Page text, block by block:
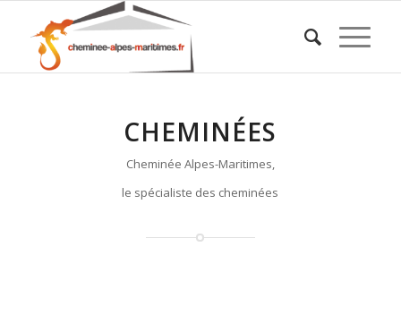
CHEMINÉES
Cheminée Alpes-Maritimes,
le spécialiste des cheminées